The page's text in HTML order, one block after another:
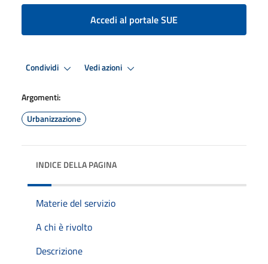
Accedi al portale SUE
Condividi Vedi azioni
Argomenti:
Urbanizzazione
INDICE DELLA PAGINA
Materie del servizio
A chi è rivolto
Descrizione